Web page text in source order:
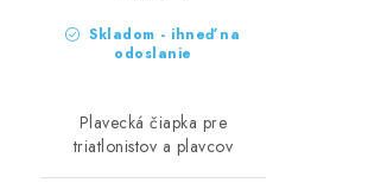
Skladom - ihneď na
odoslanie
Plavecká čiapka pre
triatlonistov a plavcov